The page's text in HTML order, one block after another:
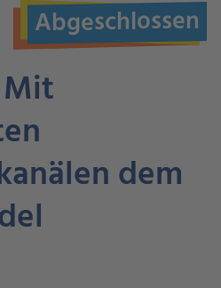
Abgeschlossen
Mit
dem